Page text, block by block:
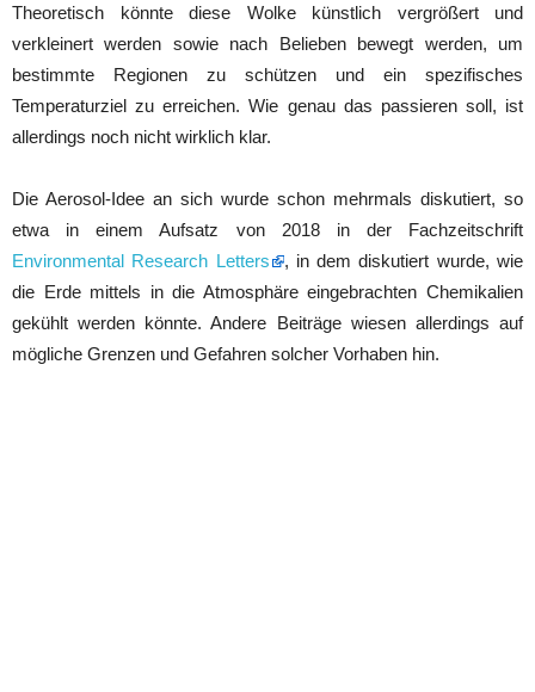
Theoretisch könnte diese Wolke künstlich vergrößert und
verkleinert werden sowie nach Belieben bewegt werden, um
bestimmte Regionen zu schützen und ein spezifisches
Temperaturziel zu erreichen. Wie genau das passieren soll, ist
allerdings noch nicht wirklich klar.
Die Aerosol-Idee an sich wurde schon mehrmals diskutiert, so
etwa in einem Aufsatz von 2018 in der Fachzeitschrift
Environmental Research Letters
, in dem diskutiert wurde, wie
die Erde mittels in die Atmosphäre eingebrachten Chemikalien
gekühlt werden könnte. Andere Beiträge wiesen allerdings auf
mögliche Grenzen und Gefahren solcher Vorhaben hin.